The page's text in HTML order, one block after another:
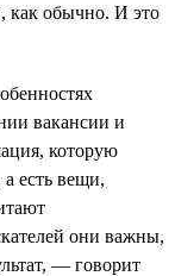
как обычно. И это
вакансии и
которую
есть вещи,
они важны,
— говорит